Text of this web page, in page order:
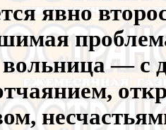
явно
— с